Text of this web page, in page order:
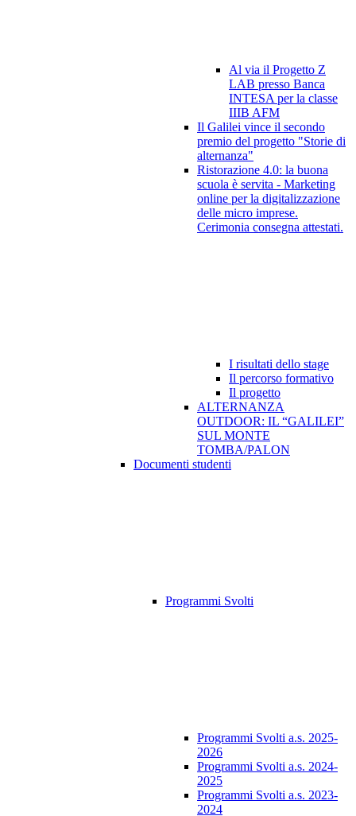
Al via il Progetto Z
LAB presso Banca
INTESA per la classe
IIIB AFM
Il Galilei vince il secondo
premio del progetto "Storie di
alternanza"
Ristorazione 4.0: la buona
scuola è servita - Marketing
online per la digitalizzazione
delle micro imprese.
Cerimonia consegna attestati.
I risultati dello stage
Il percorso formativo
Il progetto
ALTERNANZA
OUTDOOR: IL “GALILEI”
SUL MONTE
TOMBA/PALON
Documenti studenti
Programmi Svolti
Programmi Svolti a.s. 2025-
2026
Programmi Svolti a.s. 2024-
2025
Programmi Svolti a.s. 2023-
2024